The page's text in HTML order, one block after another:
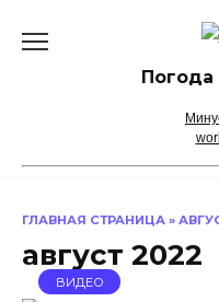
Погода
ГЛАВНАЯ СТРАНИЦА »
август 2022
ВИДЕО